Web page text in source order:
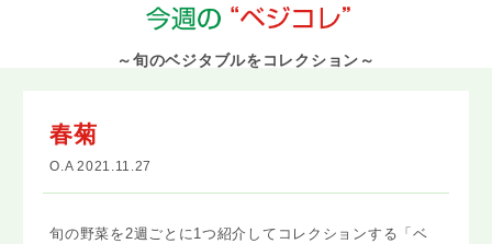
～旬のベジタブルをコレクション～
春菊
O.A 2021.11.27
旬の野菜を2週ごとに1つ紹介してコレクションする「ベ